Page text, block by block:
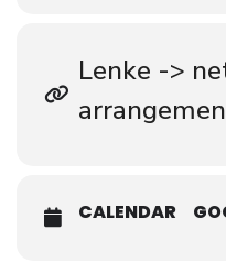
Lenke ->
CALENDAR